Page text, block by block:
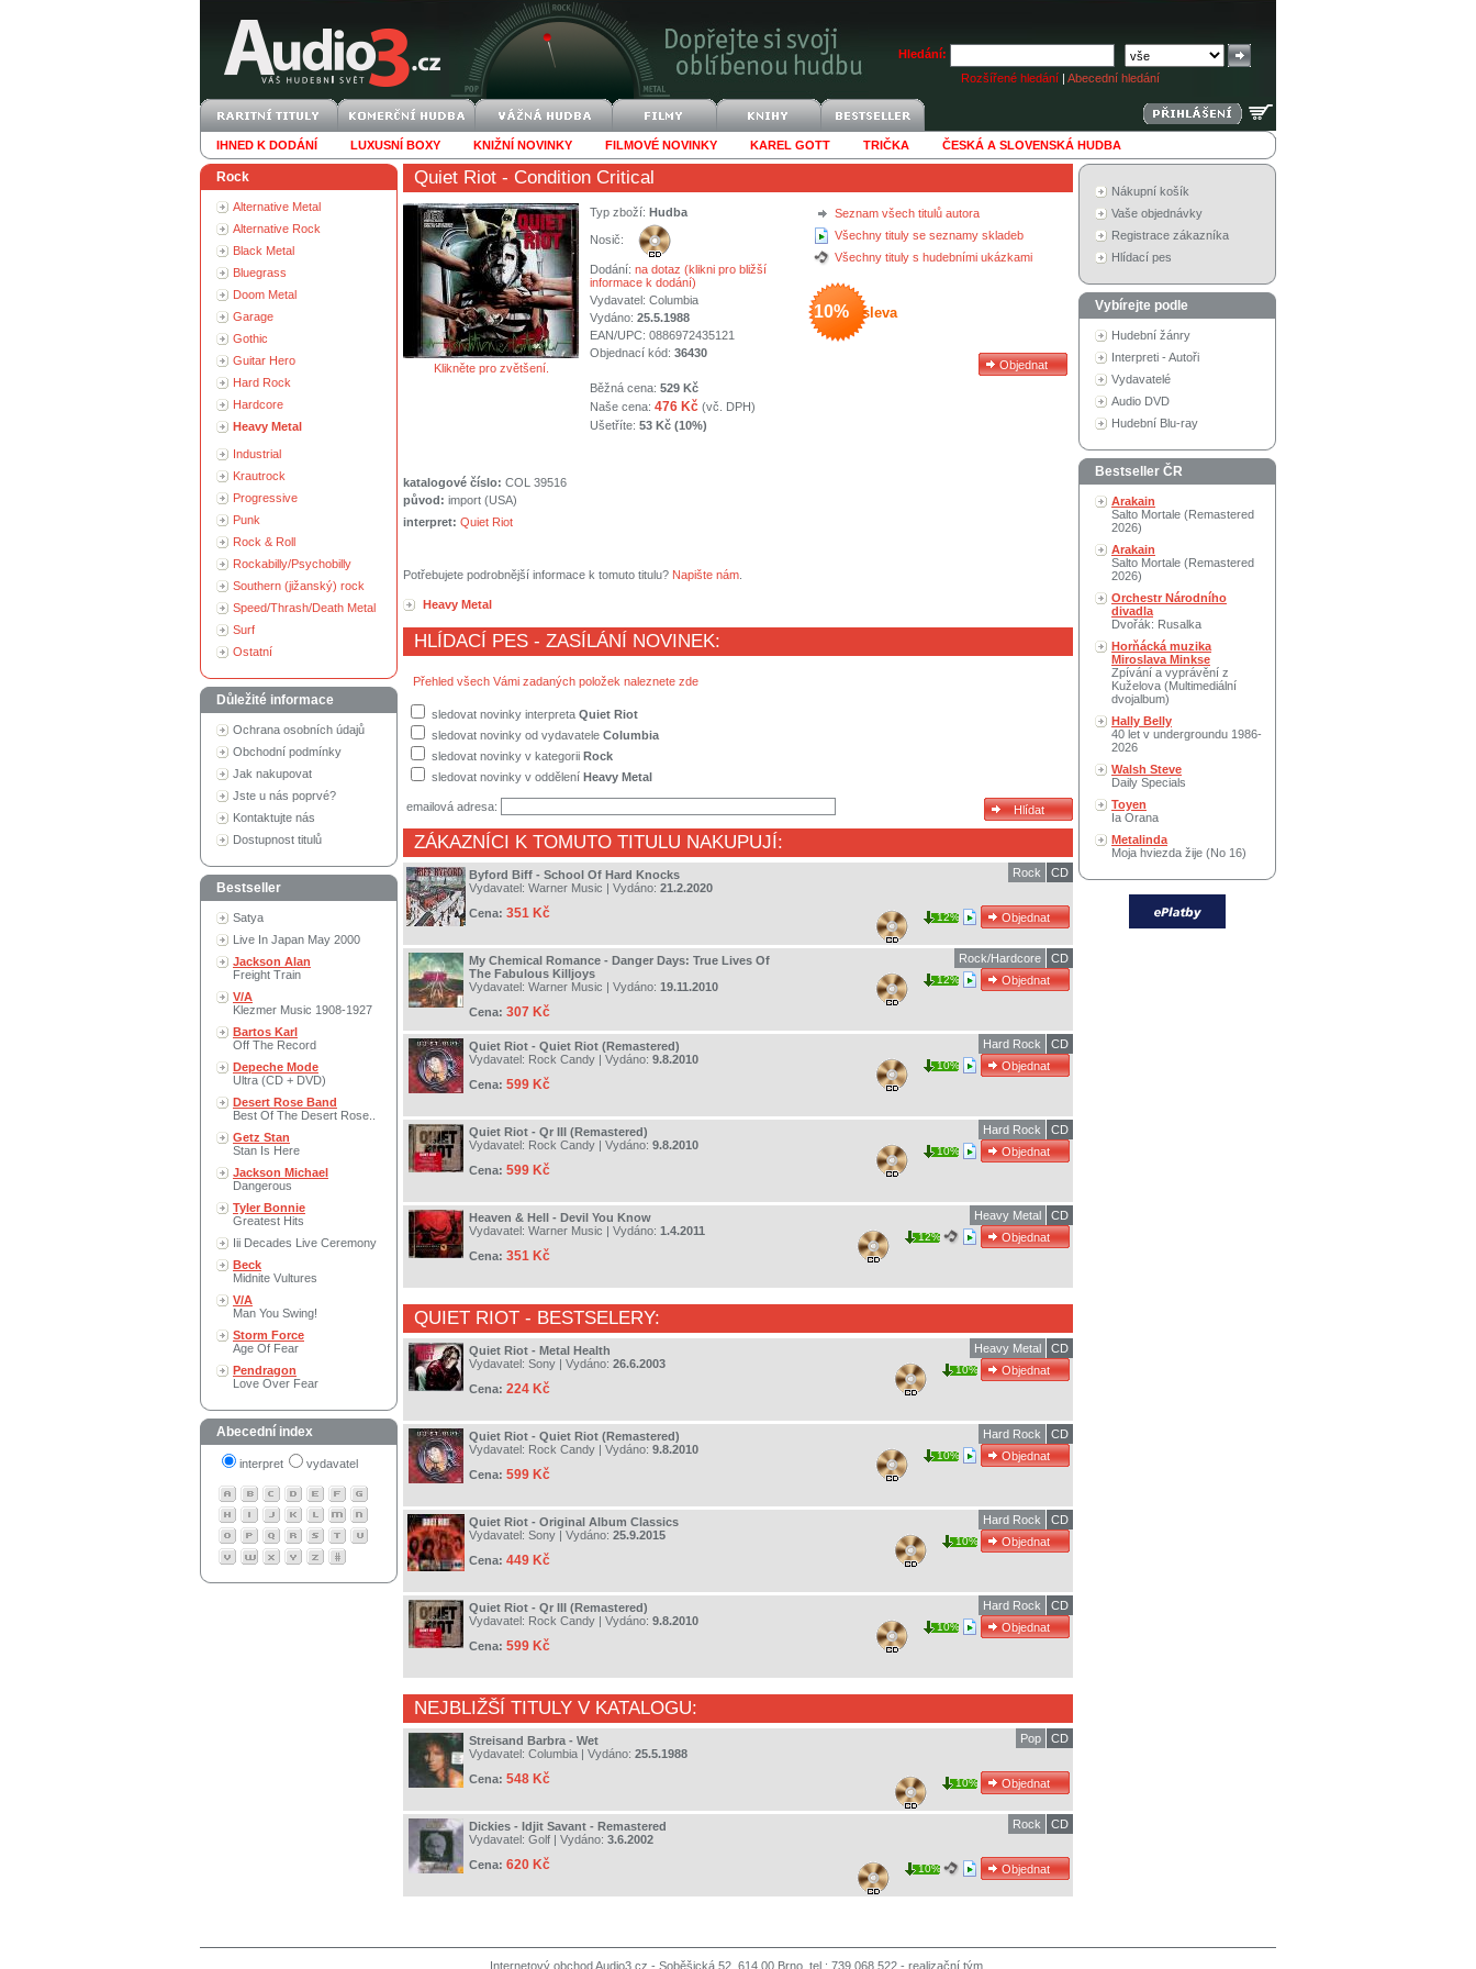
Hledání:
Rozšířené hledání | Abecední hledání
IHNED K DODÁNÍ LUXUSNÍ BOXY KNIŽNÍ NOVINKY FILMOVÉ NOVINKY KAREL GOTT TRIČKA ČESKÁ A SLOVENSKÁ HUDBA
Rock
Alternative Metal
Alternative Rock
Black Metal
Bluegrass
Doom Metal
Garage
Gothic
Guitar Hero
Hard Rock
Hardcore
Heavy Metal
Industrial
Krautrock
Progressive
Punk
Rock & Roll
Rockabilly/Psychobilly
Southern (jižanský) rock
Speed/Thrash/Death Metal
Surf
Ostatní
Důležité informace
Ochrana osobních údajů
Obchodní podmínky
Jak nakupovat
Jste u nás poprvé?
Kontaktujte nás
Dostupnost titulů
Bestseller
Satya
Live In Japan May 2000
Jackson Alan
Freight Train
V/A
Klezmer Music 1908-1927
Bartos Karl
Off The Record
Depeche Mode
Ultra (CD + DVD)
Desert Rose Band
Best Of The Desert Rose..
Getz Stan
Stan Is Here
Jackson Michael
Dangerous
Tyler Bonnie
Greatest Hits
Iii Decades Live Ceremony
Beck
Midnite Vultures
V/A
Man You Swing!
Storm Force
Age Of Fear
Pendragon
Love Over Fear
Abecední index
interpret vydavatel
Quiet Riot - Condition Critical
Klikněte pro zvětšení.
Seznam všech titulů autora
Všechny tituly se seznamy skladeb
Všechny tituly s hudebními ukázkami
10% sleva
Typ zboží: Hudba
Nosič:
Dodání: na dotaz (klikni pro bližší
informace k dodání)
Vydavatel: Columbia
Vydáno: 25.5.1988
EAN/UPC: 0886972435121
Objednací kód: 36430
Běžná cena: 529 Kč
Naše cena: 476 Kč (vč. DPH)
Ušetříte: 53 Kč (10%)
katalogové číslo: COL 39516
původ: import (USA)
interpret: Quiet Riot
Potřebujete podrobnější informace k tomuto titulu? Napište nám
Heavy Metal
HLÍDACÍ PES - ZASÍLÁNÍ NOVINEK:
Přehled všech Vámi zadaných položek naleznete zde
sledovat novinky interpreta Quiet Riot
sledovat novinky od vydavatele Columbia
sledovat novinky v kategorii Rock
sledovat novinky v oddělení Heavy Metal
emailová adresa:
ZÁKAZNÍCI K TOMUTO TITULU NAKUPUJÍ:
Byford Biff - School Of Hard Knocks
Vydavatel: Warner Music | Vydáno: 21.2.2020
Cena: 351 Kč
CD
Rock
12%
My Chemical Romance - Danger Days: True Lives Of
The Fabulous Killjoys
Vydavatel: Warner Music | Vydáno: 19.11.2010
Cena: 307 Kč
CD
Rock/Hardcore
12%
Quiet Riot - Quiet Riot (Remastered)
Vydavatel: Rock Candy | Vydáno: 9.8.2010
Cena: 599 Kč
CD
Hard Rock
10%
Quiet Riot - Qr III (Remastered)
Vydavatel: Rock Candy | Vydáno: 9.8.2010
Cena: 599 Kč
CD
Hard Rock
10%
Heaven & Hell - Devil You Know
Vydavatel: Warner Music | Vydáno: 1.4.2011
Cena: 351 Kč
CD
Heavy Metal
12%
QUIET RIOT - BESTSELERY:
Quiet Riot - Metal Health
Vydavatel: Sony | Vydáno: 26.6.2003
Cena: 224 Kč
CD
Heavy Metal
10%
Quiet Riot - Quiet Riot (Remastered)
Vydavatel: Rock Candy | Vydáno: 9.8.2010
Cena: 599 Kč
CD
Hard Rock
10%
Quiet Riot - Original Album Classics
Vydavatel: Sony | Vydáno: 25.9.2015
Cena: 449 Kč
CD
Hard Rock
10%
Quiet Riot - Qr III (Remastered)
Vydavatel: Rock Candy | Vydáno: 9.8.2010
Cena: 599 Kč
CD
Hard Rock
10%
NEJBLIŽŠÍ TITULY V KATALOGU:
Streisand Barbra - Wet
Vydavatel: Columbia | Vydáno: 25.5.1988
Cena: 548 Kč
CD
Pop
10%
Dickies - Idjit Savant - Remastered
Vydavatel: Golf | Vydáno: 3.6.2002
Cena: 620 Kč
CD
Rock
10%
Nákupní košík
Vaše objednávky
Registrace zákazníka
Hlídací pes
Vybírejte podle
Hudební žánry
Interpreti - Autoři
Vydavatelé
Audio DVD
Hudební Blu-ray
Bestseller ČR
Arakain
Salto Mortale (Remastered
2026)
Arakain
Salto Mortale (Remastered
2026)
Orchestr Národního
divadla
Dvořák: Rusalka
Horňácká muzika
Miroslava Minkse
Zpívání a vyprávění z
Kuželova (Multimediální
dvojalbum)
Hally Belly
40 let v undergroundu 1986-
2026
Walsh Steve
Daily Specials
Toyen
Ia Orana
Metalinda
Moja hviezda žije (No 16)
Internetový obchod Audio3.cz - Soběšická 52, 614 00 Brno, tel.: 739 068 522 - realizační tým.